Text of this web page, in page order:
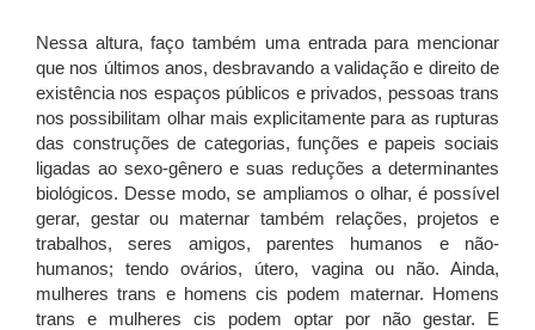
Nessa altura, faço também uma entrada para mencionar
que nos últimos anos, desbravando a validação e direito de
existência nos espaços públicos e privados, pessoas trans
nos possibilitam olhar mais explicitamente para as rupturas
das construções de categorias, funções e papeis sociais
ligadas ao sexo-gênero e suas reduções a determinantes
biológicos. Desse modo, se ampliamos o olhar, é possível
gerar, gestar ou maternar também relações, projetos e
trabalhos, seres amigos, parentes humanos e não-
humanos; tendo ovários, útero, vagina ou não. Ainda,
mulheres trans e homens cis podem maternar. Homens
trans e mulheres cis podem optar por não gestar. E